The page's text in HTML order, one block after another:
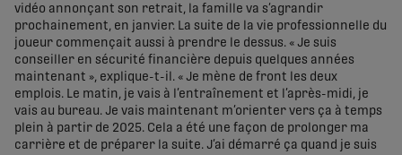
vidéo annonçant son retrait, la famille va s’agrandir
prochainement, en janvier. La suite de la vie professionnelle du
joueur commençait aussi à prendre le dessus. « Je suis
conseiller en sécurité financière depuis quelques années
maintenant », explique-t-il. « Je mène de front les deux
emplois. Le matin, je vais à l’entraînement et l’après-midi, je
vais au bureau. Je vais maintenant m’orienter vers ça à temps
plein à partir de 2025. Cela a été une façon de prolonger ma
carrière et de préparer la suite. J’ai démarré ça quand je suis